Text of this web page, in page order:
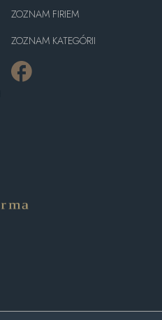
ZOZNAM FIRIEM
ZOZNAM KATEGÓRII